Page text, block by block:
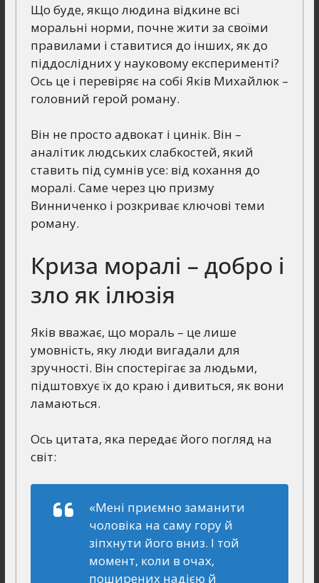
Що буде, якщо людина відкине всі
моральні норми, почне жити за своїми
правилами і ставитися до інших, як до
піддослідних у науковому експерименті?
Ось це і перевіряє на собі Яків Михайлюк –
головний герой роману.
Він не просто адвокат і цинік. Він –
аналітик людських слабкостей, який
ставить під сумнів усе: від кохання до
моралі. Саме через цю призму
Винниченко і розкриває ключові теми
роману.
Криза моралі – добро і
зло як ілюзія
Яків вважає, що мораль – це лише
умовність, яку люди вигадали для
зручності. Він спостерігає за людьми,
підштовхує їх до краю і дивиться, як вони
ламаються.
Ось цитата, яка передає його погляд на
світ:
«Мені приємно заманити
чоловіка на саму гору й
зіпхнути його вниз. І той
момент, коли в очах,
поширених надією й